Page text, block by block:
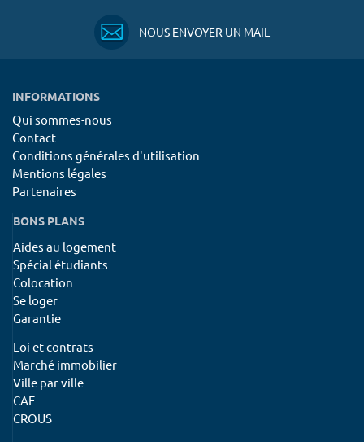
NOUS ENVOYER UN MAIL
INFORMATIONS
Qui sommes-nous
Contact
Conditions générales d'utilisation
Mentions légales
Partenaires
BONS PLANS
Aides au logement
Spécial étudiants
Colocation
Se loger
Garantie
Loi et contrats
Marché immobilier
Ville par ville
CAF
CROUS